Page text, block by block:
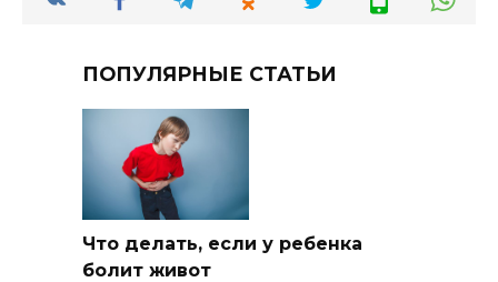
ПОПУЛЯРНЫЕ СТАТЬИ
Что делать, если у ребенка
болит живот